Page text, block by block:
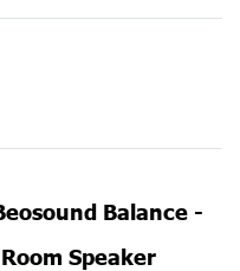
Balance -
Speaker